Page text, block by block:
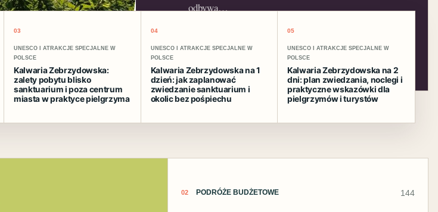
odbywa…
03
UNESCO I ATRAKCJE SPECJALNE W
POLSCE
Kalwaria Zebrzydowska:
zalety pobytu blisko
sanktuarium i poza centrum
miasta w praktyce pielgrzyma
04
UNESCO I ATRAKCJE SPECJALNE W
POLSCE
Kalwaria Zebrzydowska na 1
dzień: jak zaplanować
zwiedzanie sanktuarium i
okolic bez pośpiechu
05
UNESCO I ATRAKCJE SPECJALNE W
POLSCE
Kalwaria Zebrzydowska na 2
dni: plan zwiedzania, noclegi i
praktyczne wskazówki dla
pielgrzymów i turystów
02 PODRÓŻE BUDŻETOWE 144